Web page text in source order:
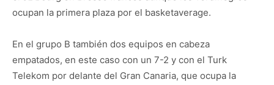
ocupan la primera plaza por el basketaverage.
En el grupo B también dos equipos en cabeza
empatados, en este caso con un 7-2 y con el Turk
Telekom por delante del Gran Canaria, que ocupa la